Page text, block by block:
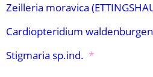
Zeilleria moravica
Cardiopteridium
Stigmaria sp.ind. *